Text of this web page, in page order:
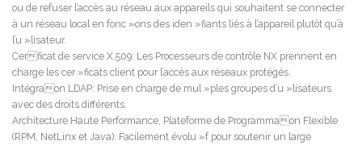
ou de refuser l’accès au réseau aux appareils qui souhaitent se connecter
à un réseau local en fonc »ons des iden »fiants liés à l’appareil plutôt qu’à
l’u »lisateur.
Cerficat de service X.509: Les Processeurs de contrôle NX prennent en
charge les cer »ficats client pour l’accès aux réseaux protégés.
Intégraon LDAP: Prise en charge de mul »ples groupes d’u »lisateurs
avec des droits différents.
Architecture Haute Performance, Plateforme de Programmaon Flexible
(RPM, NetLinx et Java): Facilement évolu »f pour soutenir un large